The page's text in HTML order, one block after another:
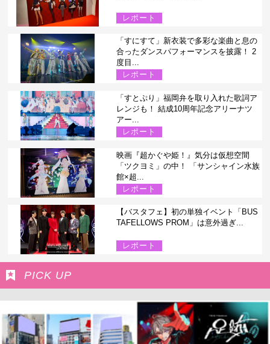
レポート
「すにすて」新衣装で多彩な楽曲と息の
合ったダンスパフォーマンスを披露！ 2
度目...
レポート
「すとぷり」福岡弁を取り入れた歌詞ア
レンジも！ 結成10周年記念アリーナツ
アー...
レポート
映画『超かぐや姫！』気分は仮想空間
「ツクヨミ」の中！ 「サンシャイン水族
館×超...
レポート
【バスタフェ】初の単独イベント「BUS
TAFELLOWS PROM」は意外過ぎ...
レポート
PICK UP